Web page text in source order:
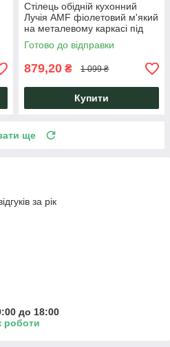
Стілець обідній кухонний
Лучія AMF фіолетовий м'який
на металевому каркасі під
бук для кухні, кафе та
ресторану
Готово до відправки
879,20 ₴ 1 099 ₴
Купити
ще
за рік
до 18:00
роботи